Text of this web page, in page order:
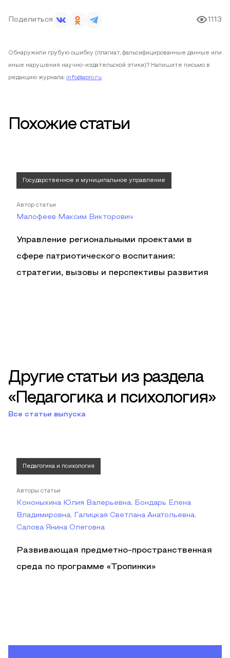
Поделиться 1113
Обнаружили грубую ошибку (плагиат, фальсифицированные данные или
иные нарушения научно-издательской этики)? Напишите письмо в
редакцию журнала: info@apni.ru
Похожие статьи
Государственное и муниципальное управление
Автор статьи
Малофеев Максим Викторович
Управление региональными проектами в
сфере патриотического воспитания:
стратегии, вызовы и перспективы развития
Другие статьи из раздела
«Педагогика и психология»
Все статьи выпуска
Педагогика и психология
Авторы статьи
Кононыхина Юлия Валерьевна, Бондарь Елена
Владимировна, Галицкая Светлана Анатольевна,
Салова Янина Олеговна
Развивающая предметно-пространственная
среда по программе «Тропинки»